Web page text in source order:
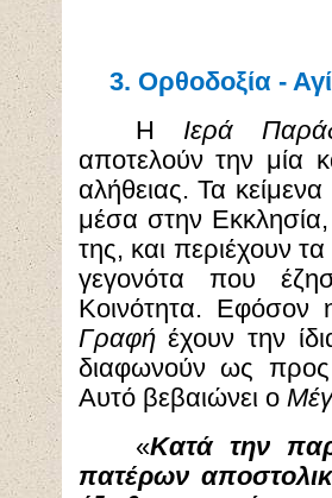
3. Ορθοδοξία -
Η Ιερά
αποτελούν την μία
αλήθειας. Τα
μέσα στην
της, και περιέχουν
γεγονότα που
Κοινότητα.
Γραφήέχουν την
διαφωνούν ως
Αυτό βεβαιώνει ο
«Κατά την
πατέρων